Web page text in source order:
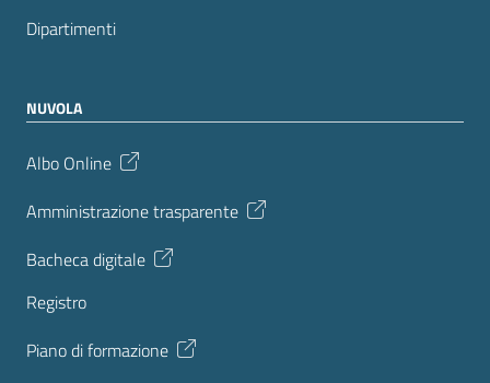
Dipartimenti
NUVOLA
Albo Online
Amministrazione trasparente
Bacheca digitale
Registro
Piano di formazione